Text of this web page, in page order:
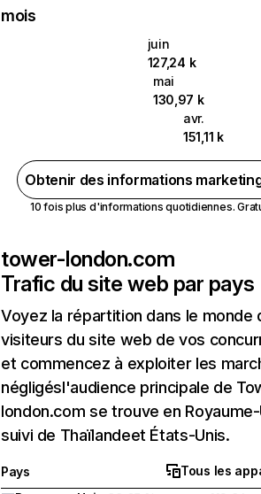
mois
juin
127,24 k
mai
130,97 k
avr.
151,11 k
Obtenir des informations
10 fois plus d'informations quotidiennes.
tower-london.com
Trafic du site web par pays
Voyez la répartition dans le monde
visiteurs du site web de vos
et commencez à exploiter les
négligésl'audience principale de
london.com se trouve en Royaume-
suivi de Thaïlandeet États-Unis.
Pays
Tous les